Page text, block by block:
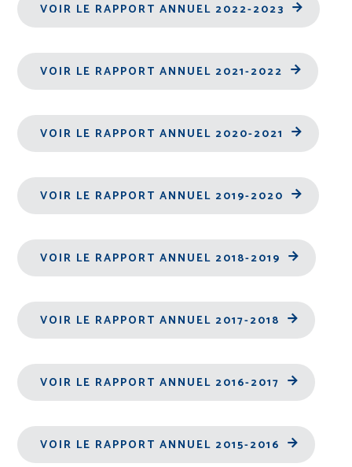
VOIR LE RAPPORT ANNUEL 2022-2023
VOIR LE RAPPORT ANNUEL 2021-2022
VOIR LE RAPPORT ANNUEL 2020-2021
VOIR LE RAPPORT ANNUEL 2019-2020
VOIR LE RAPPORT ANNUEL 2018-2019
VOIR LE RAPPORT ANNUEL 2017-2018
VOIR LE RAPPORT ANNUEL 2016-2017
VOIR LE RAPPORT ANNUEL 2015-2016